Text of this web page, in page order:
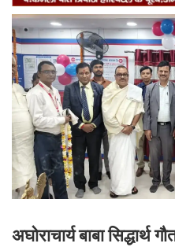
अघोराचार्य बाबा सिद्धार्थ